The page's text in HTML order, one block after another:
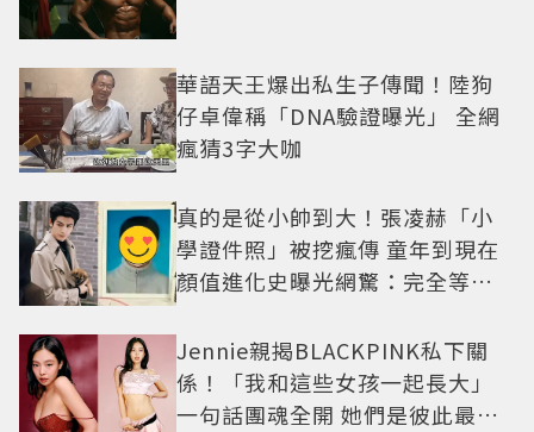
華語天王爆出私生子傳聞！陸狗
仔卓偉稱「DNA驗證曝光」 全網
瘋猜3字大咖
真的是從小帥到大！張凌赫「小
學證件照」被挖瘋傳 童年到現在
顏值進化史曝光網驚：完全等比
Jennie親揭BLACKPINK私下關
係！「我和這些女孩一起長大」
一句話團魂全開 她們是彼此最強